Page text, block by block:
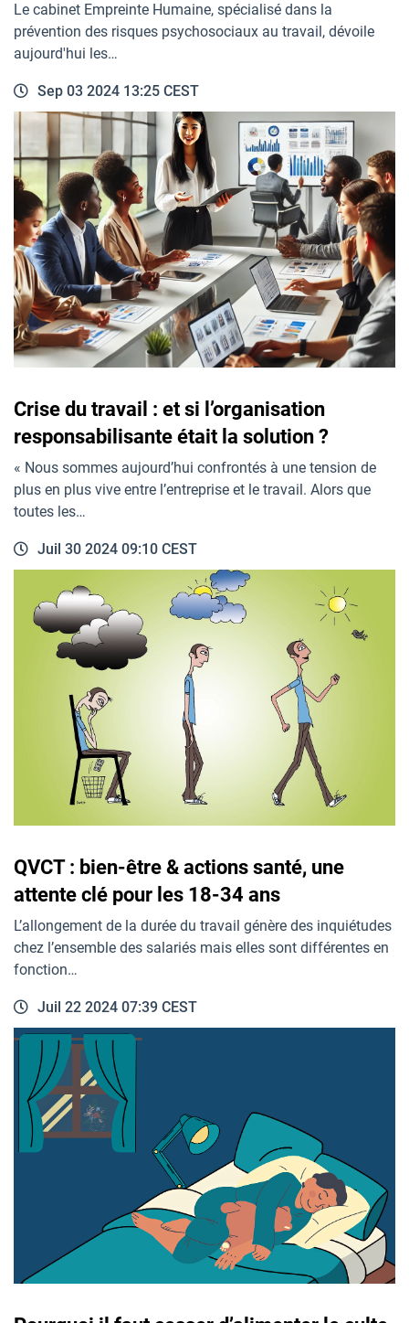
Le cabinet Empreinte Humaine, spécialisé dans la
prévention des risques psychosociaux au travail, dévoile
aujourd'hui les…
Sep 03 2024 13:25 CEST
Crise du travail : et si l’organisation
responsabilisante était la solution ?
« Nous sommes aujourd’hui confrontés à une tension de
plus en plus vive entre l’entreprise et le travail. Alors que
toutes les…
Juil 30 2024 09:10 CEST
QVCT : bien-être & actions santé, une
attente clé pour les 18-34 ans
L’allongement de la durée du travail génère des inquiétudes
chez l’ensemble des salariés mais elles sont différentes en
fonction…
Juil 22 2024 07:39 CEST